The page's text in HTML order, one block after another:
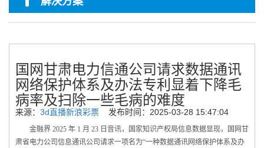
国网甘肃电力信通公司请求数据通讯
网络保护体系及办法专利显着下降毛
病率及扫除一些毛病的难度
来源： 3d直播新浪彩票 发布时间：2025-03-28 15:47:04
金融界 2025 年 1 月 23 日音讯，国家知识产权局信息数据显现，国网甘
肃省电力公司信息通讯公司请求一项名为“一种数据通讯网络保护体系及办